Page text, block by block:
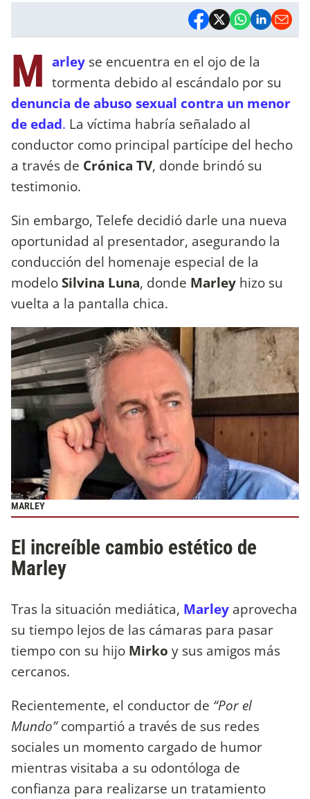
M arley se encuentra en el ojo de la
tormenta debido al escándalo por su
denuncia de abuso sexual contra un menor
de edad. La víctima habría señalado al
conductor como principal partícipe del hecho
a través de Crónica TV, donde brindó su
testimonio.
Sin embargo, Telefe decidió darle una nueva
oportunidad al presentador, asegurando la
conducción del homenaje especial de la
modeloSilvina Luna, donde Marley hizo su
vuelta a la pantalla chica.
MARLEY
El increíble cambio estético de
Marley
Tras la situación mediática, Marley aprovecha
su tiempo lejos de las cámaras para pasar
tiempo con su hijo Mirko y sus amigos más
cercanos.
Recientemente, el conductor de “Por el
Mundo”compartió a través de sus redes
sociales un momento cargado de humor
mientras visitaba a su odontóloga de
confianza para realizarse un tratamiento